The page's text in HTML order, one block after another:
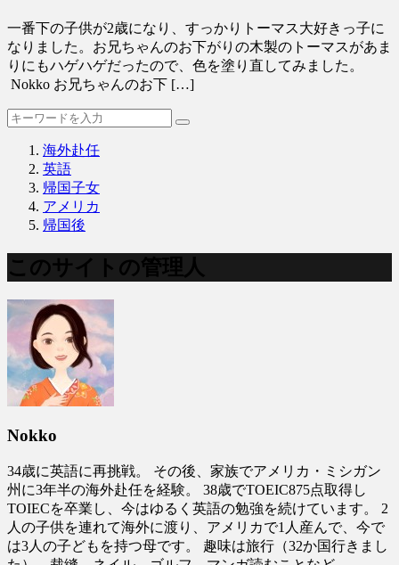
一番下の子供が2歳になり、すっかりトーマス大好きっ子に
なりました。お兄ちゃんのお下がりの木製のトーマスがあま
りにもハゲハゲだったので、色を塗り直してみました。
Nokko お兄ちゃんのお下 […]
海外赴任
英語
帰国子女
アメリカ
帰国後
このサイトの管理人
Nokko
34歳に英語に再挑戦。 その後、家族でアメリカ・ミシガン
州に3年半の海外赴任を経験。 38歳でTOEIC875点取得し
TOIECを卒業し、今はゆるく英語の勉強を続けています。 2
人の子供を連れて海外に渡り、アメリカで1人産んで、今で
は3人の子どもを持つ母です。 趣味は旅行（32か国行きまし